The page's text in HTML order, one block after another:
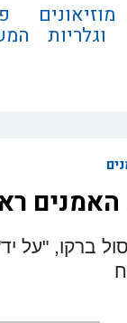
מוזיאונים
וגלריות
סול ברקו, "על